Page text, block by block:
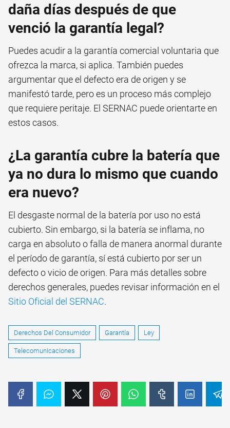
daña días después de que
venció la garantía legal?
Puedes acudir a la garantía comercial voluntaria que
ofrezca la marca, si aplica. También puedes
argumentar que el defecto era de origen y se
manifestó tarde, pero es un proceso más complejo
que requiere peritaje. El SERNAC puede orientarte en
estos casos.
¿La garantía cubre la batería que
ya no dura lo mismo que cuando
era nuevo?
El desgaste normal de la batería por uso no está
cubierto. Sin embargo, si la batería se inflama, no
carga en absoluto o falla de manera anormal durante
el período de garantía, sí está cubierto por ser un
defecto o vicio de origen. Para más detalles sobre
derechos generales, puedes revisar información en el
Sitio Oficial del SERNAC.
Derechos Del Consumidor Garantía Ley
Telecomunicaciones